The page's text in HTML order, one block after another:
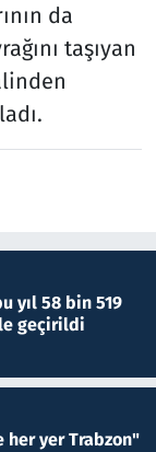
da
taşıyan
yıl 58 bin 519
geçirildi
her yer Trabzon"